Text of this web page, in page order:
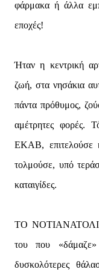
φάρμακα ή άλλα
εποχές!
Ήταν η κεντρική
ζωή, στα νησάκια
πάντα πρόθυμος,
αμέτρητες φορές.
ΕΚΑΒ, επιτελούσε
τολμούσε, υπό
καταιγίδες.
ΤΟ
του που
δυσκολότερες